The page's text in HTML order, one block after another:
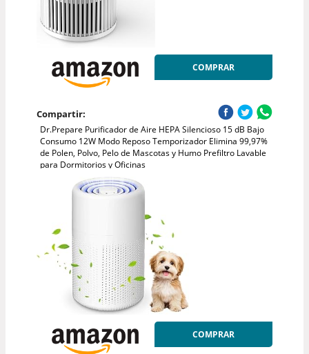
COMPRAR
Compartir:
Dr.Prepare Purificador de Aire HEPA Silencioso 15 dB Bajo
Consumo 12W Modo Reposo Temporizador Elimina 99,97%
de Polen, Polvo, Pelo de Mascotas y Humo Prefiltro Lavable
para Dormitorios y Oficinas
COMPRAR